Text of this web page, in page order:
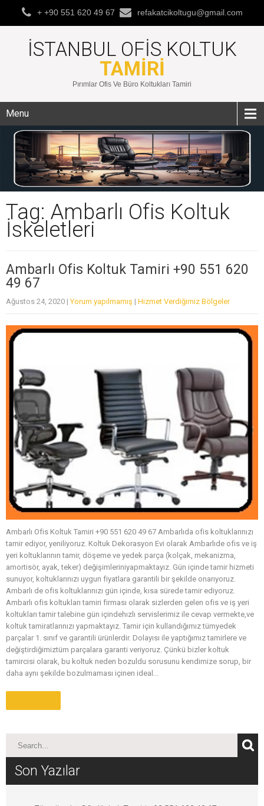
+ +90 551 620 49 67 refakatcikoltugu@gmail.com
İSTANBUL OFIS KOLTUK
TAMIRI
Pırımlar Ofis Ve Büro Koltukları Tamiri
Menu
Tag: Ambarlı Ofis Koltuk
İskeletleri
Ambarlı Ofis Koltuk Tamiri +90 551 620
49 67
Ağustos 24, 2020 |Yorum yapılmamış | Hizmet Verdiğimiz Bölgeler
Ambarlı Ofis Koltuk Tamiri +90 551 620 49 67 Ambarlıda ofis koltuklarınızı
tamir ediyor, yeniliyoruz. Koltuk Dekorasyon Evi olarak Ambarlıde ofis ve iş
yeri koltuklarının tamir, döşeme ve yedek parça (kolçak, mekanizma,
amortisör, ayak, teker) değişimleriniyapmaktayız. Gün içinde tamir hizmeti
sunuyor, koltuklarınızı uygun fiyatlara garantili bir şekilde onarıyoruz.
Ambarlı de ofis koltuklarınızı gün içinde, kısa sürede tamir ediyoruz.
Ambarlı ofis koltukları tamiri firması olarak sizlerden gelen ofis ve iş yeri
koltukları tamir talebine gün içindehızlı servislerimiz ile cevap vermekte,ve
koltuk tamiratlarınızı yapmaktayız. Tamir için kullandığımız tümyedek
parçalar 1. sınıf ve garantili ürünlerdir. Dolayısı ile yaptığımız tamirlere ve
değiştirdiğimiztüm parçalara garanti veriyoruz. Çünkü bizler koltuk
tamircisi olarak, bu koltuk neden bozuldu sorusunu kendimize sorup, bir
daha aynı şekilde bozulmaması içinen ideal...
Son Yazılar